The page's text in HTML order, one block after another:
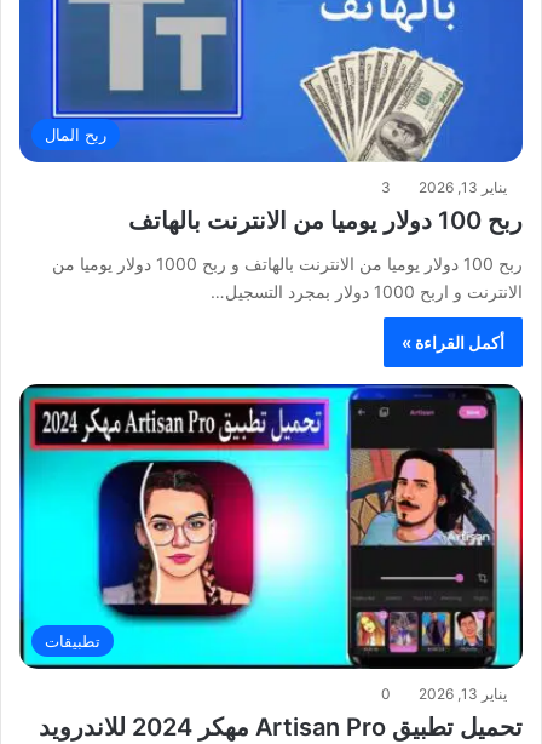
ربح المال
يناير 13, 2026 3
ربح 100 دولار يوميا من الانترنت بالهاتف
ربح 100 دولار يوميا من الانترنت بالهاتف و ربح 1000 دولار يوميا من
الانترنت و اربح 1000 دولار بمجرد التسجيل…
أكمل القراءة »
تطبيقات
يناير 13, 2026 0
تحميل تطبيق Artisan Pro مهكر 2024 للاندرويد